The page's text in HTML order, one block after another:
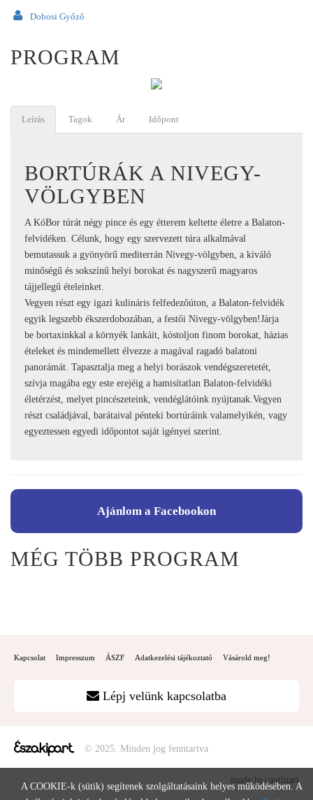
Dobosi Győző
PROGRAM
Leírás Tagok Ár Időpont
BORTÚRÁK A NIVEGY-
VÖLGYBEN
A KóBor túrát négy pince és egy étterem keltette életre a Balaton-
felvidéken. Célunk, hogy egy szervezett túra alkalmával
bemutassuk a gyönyörű mediterrán Nivegy-völgyben, a kiváló
minőségű és sokszínű helyi borokat és nagyszerű magyaros
tájjellegű ételeinket.
Vegyen részt egy igazi kulináris felfedezőúton, a Balaton-felvidék
egyik legszebb ékszerdobozában, a festői Nivegy-völgyben!Járja
be bortaxinkkal a környék lankáit, kóstoljon finom borokat, házias
ételeket és mindemellett élvezze a magával ragadó balatoni
panorámát. Tapasztalja meg a helyi borászok vendégszeretetét,
szívja magába egy este erejéig a hamisítatlan Balaton-felvidéki
életérzést, melyet pincészeteink, vendéglátóink nyújtanak.Vegyen
részt családjával, barátaival pénteki bortúráink valamelyikén, vagy
egyeztessen egyedi időpontot saját igényei szerint.
Ajánlom a Facebookon
MÉG TÖBB PROGRAM
Kapcsolat Impresszum ÁSZF Adatkezelési tájékoztató Vásárold meg!
Lépj velünk kapcsolatba
© 2025. Minden jog fenntartva
made in cantinart
A COOKIE-k (sütik) segítenek szolgáltatásaink helyes működésében. A